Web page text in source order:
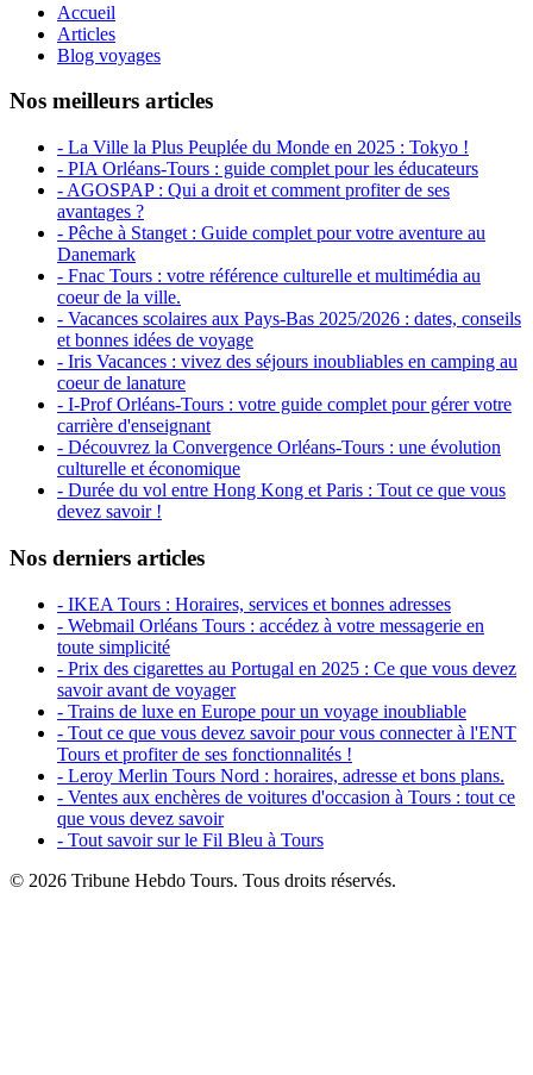
Accueil
Articles
Blog voyages
Nos meilleurs articles
- La Ville la Plus Peuplée du Monde en 2025 : Tokyo !
- PIA Orléans-Tours : guide complet pour les éducateurs
- AGOSPAP : Qui a droit et comment profiter de ses
avantages ?
- Pêche à Stanget : Guide complet pour votre aventure au
Danemark
- Fnac Tours : votre référence culturelle et multimédia au
coeur de la ville.
- Vacances scolaires aux Pays-Bas 2025/2026 : dates, conseils
et bonnes idées de voyage
- Iris Vacances : vivez des séjours inoubliables en camping au
coeur de lanature
- I-Prof Orléans-Tours : votre guide complet pour gérer votre
carrière d'enseignant
- Découvrez la Convergence Orléans-Tours : une évolution
culturelle et économique
- Durée du vol entre Hong Kong et Paris : Tout ce que vous
devez savoir !
Nos derniers articles
- IKEA Tours : Horaires, services et bonnes adresses
- Webmail Orléans Tours : accédez à votre messagerie en
toute simplicité
- Prix des cigarettes au Portugal en 2025 : Ce que vous devez
savoir avant de voyager
- Trains de luxe en Europe pour un voyage inoubliable
- Tout ce que vous devez savoir pour vous connecter à l'ENT
Tours et profiter de ses fonctionnalités !
- Leroy Merlin Tours Nord : horaires, adresse et bons plans.
- Ventes aux enchères de voitures d'occasion à Tours : tout ce
que vous devez savoir
- Tout savoir sur le Fil Bleu à Tours
© 2026 Tribune Hebdo Tours. Tous droits réservés.